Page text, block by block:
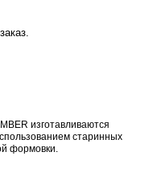
изготавливаются
старинных
формовки.